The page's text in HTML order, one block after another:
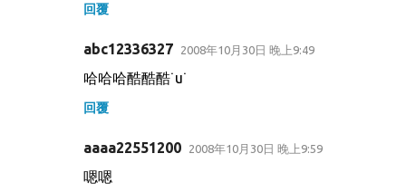
回覆
abc12336327 2008年10月30日 晚上9:49
哈哈哈酷酷酷˙u˙
回覆
aaaa22551200 2008年10月30日 晚上9:59
嗯嗯